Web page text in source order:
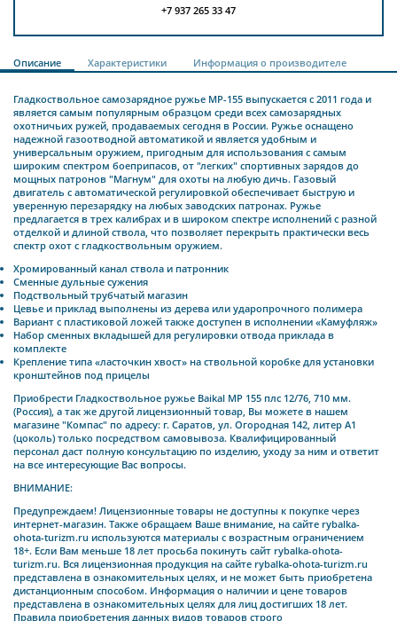
+7 937 265 33 47
Описание Характеристики Информация о производителе
Гладкоствольное самозарядное ружье МР-155 выпускается с 2011 года и
является самым популярным образцом среди всех самозарядных
охотничьих ружей, продаваемых сегодня в России. Ружье оснащено
надежной газоотводной автоматикой и является удобным и
универсальным оружием, пригодным для использования с самым
широким спектром боеприпасов, от "легких" спортивных зарядов до
мощных патронов "Магнум" для охоты на любую дичь. Газовый
двигатель с автоматической регулировкой обеспечивает быструю и
уверенную перезарядку на любых заводских патронах. Ружье
предлагается в трех калибрах и в широком спектре исполнений с разной
отделкой и длиной ствола, что позволяет перекрыть практически весь
спектр охот с гладкоствольным оружием.
Хромированный канал ствола и патронник
Сменные дульные сужения
Подствольный трубчатый магазин
Цевье и приклад выполнены из дерева или ударопрочного полимера
Вариант с пластиковой ложей также доступен в исполнении «Камуфляж»
Набор сменных вкладышей для регулировки отвода приклада в
комплекте
Крепление типа «ласточкин хвост» на ствольной коробке для установки
кронштейнов под прицелы
Приобрести Гладкоствольное ружье Baikal МР 155 плс 12/76, 710 мм.
(Россия), а так же другой лицензионный товар, Вы можете в нашем
магазине "Компас" по адресу: г. Саратов, ул. Огородная 142, литер А1
(цоколь) только посредством самовывоза. Квалифицированный
персонал даст полную консультацию по изделию, уходу за ним и ответит
на все интересующие Вас вопросы.
ВНИМАНИЕ:
Предупреждаем! Лицензионные товары не доступны к покупке через
интернет-магазин. Также обращаем Ваше внимание, на сайте rybalka-
ohota-turizm.ru используются материалы с возрастным ограничением
18+. Если Вам меньше 18 лет просьба покинуть сайт rybalka-ohota-
turizm.ru. Вся лицензионная продукция на сайте rybalka-ohota-turizm.ru
представлена в ознакомительных целях, и не может быть приобретена
дистанционным способом. Информация о наличии и цене товаров
представлена в ознакомительных целях для лиц достигших 18 лет.
Правила приобретения данных видов товаров строго